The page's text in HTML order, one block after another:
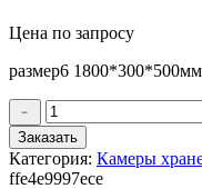
Цена по запросу
размер6 1800*300*500мм
Количество
товара
ШГС-1800/300/4
основной
﹣
Заказать
Категория: Камеры
ffe4e9997ece